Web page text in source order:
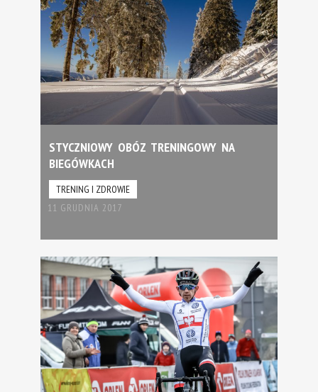
STYCZNIOWY OBÓZ TRENINGOWY NA
BIEGÓWKACH
TRENING I ZDROWIE
11 GRUDNIA 2017